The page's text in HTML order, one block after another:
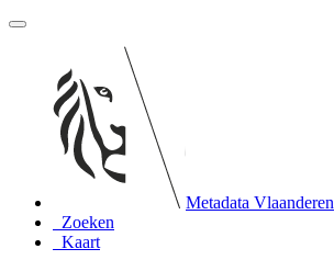
Metadata Vlaanderen
Zoeken
Kaart